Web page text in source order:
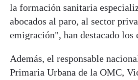
la formación sanitaria
abocados al paro, al sector
emigración", han destacado los
Además, el responsable
Primaria Urbana de la OMC,